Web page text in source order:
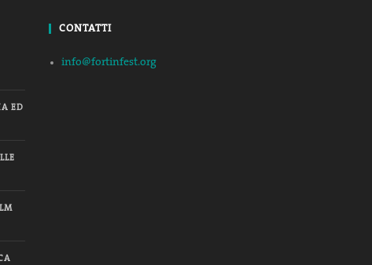
ED
CONTATTI
info@fortinfest.org